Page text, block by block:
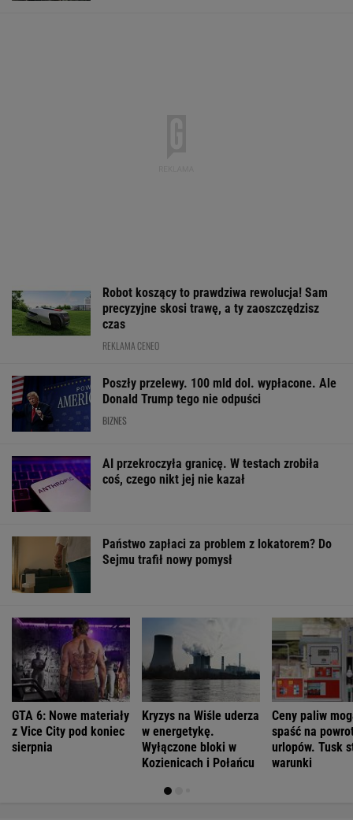
Robot koszący to prawdziwa rewolucja! Sam
precyzyjne skosi trawę, a ty zaoszczędzisz
czas
REKLAMA CENEO
Poszły przelewy. 100 mld dol. wypłacone. Ale
Donald Trump tego nie odpuści
BIZNES
AI przekroczyła granicę. W testach zrobiła
coś, czego nikt jej nie kazał
Państwo zapłaci za problem z lokatorem? Do
Sejmu trafił nowy pomysł
GTA 6: Nowe materiały
z Vice City pod koniec
sierpnia
Kryzys na Wiśle uderza
w energetykę.
Wyłączone bloki w
Kozienicach i Połańcu
Ceny paliw
spaść na
urlopów. Tusk
warunki